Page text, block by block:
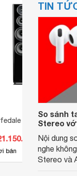
Diamond 11.4
đ
bán
TIN
So sánh
Stereo
Nội dung
nghe
Stereo và